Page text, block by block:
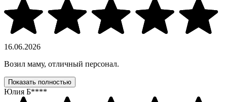
16.06.2026
Возил маму, отличный персонал.
Показать полностью
Юлия Б****